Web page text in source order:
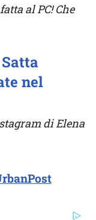
al PC! Che
nel
di Elena